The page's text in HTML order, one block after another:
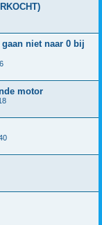
niet naar 0 bij
motor